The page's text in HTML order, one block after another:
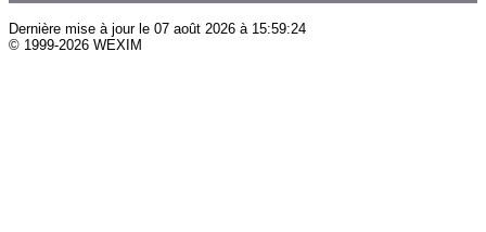
Dernière mise à jour le 07 août 2026 à 15:59:24
© 1999-2026 WEXIM